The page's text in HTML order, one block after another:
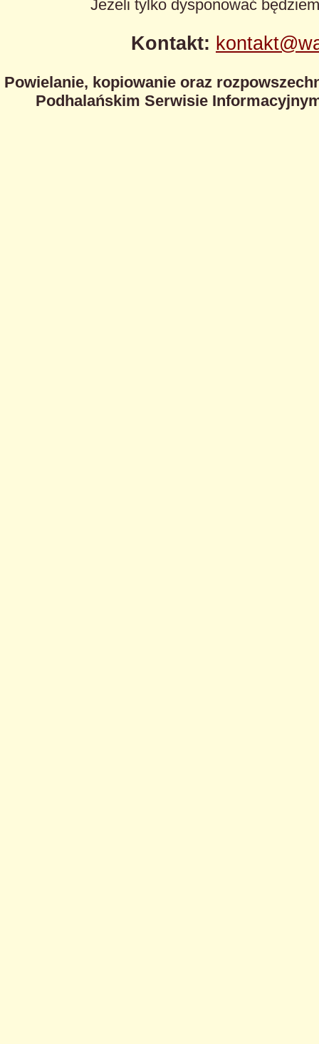
Jeżeli tylko dysponować
Kontakt:
Powielanie, kopiowanie oraz
Podhalańskim Serwisie